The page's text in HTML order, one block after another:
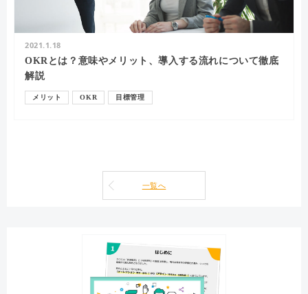
2021.1.18
OKRとは？意味やメリット、導入する流れについて徹底
解説
メリット OKR 目標管理
一覧へ